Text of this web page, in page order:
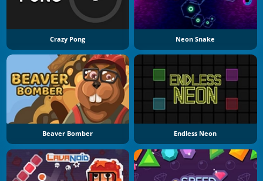
Crazy Pong Neon Snake
Beaver Bomber Endless Neon